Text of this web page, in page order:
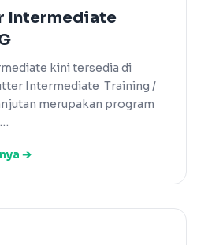
Intermediate
kini tersedia di
Intermediate Training /
merupakan program
➔